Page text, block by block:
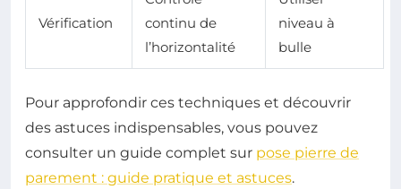
Vérification
continu de
l’horizontalité
niveau à
bulle
Pour approfondir ces techniques et découvrir
des astuces indispensables, vous pouvez
consulter un guide complet sur pose pierre de
parement : guide pratique et astuces.